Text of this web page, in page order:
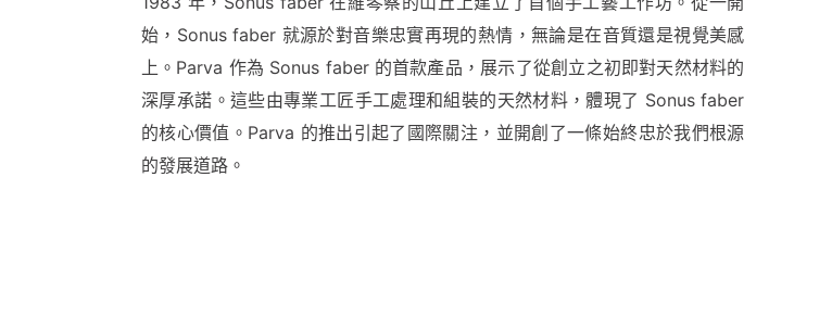
始，Sonus faber 就源於對音樂忠實再現的熱情，無論是在音質還是視覺美感
上。Parva 作為 Sonus faber 的首款產品，展示了從創立之初即對天然材料的
深厚承諾。這些由專業工匠手工處理和組裝的天然材料，體現了 Sonus faber
的核心價值。Parva 的推出引起了國際關注，並開創了一條始終忠於我們根源
的發展道路。